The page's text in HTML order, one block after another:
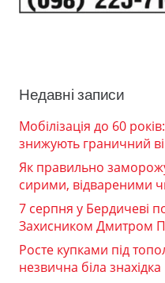
Недавні записи
Мобілізація до 60
знижують граничний
Як правильно
сирими, відвареними
7 серпня у Бердичеві
Захисником Дмитром
Росте купками під
незвична біла знахідка